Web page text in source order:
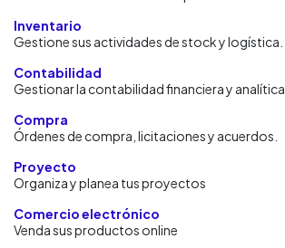
Inventario
Gestione sus actividades de stock y logística.
Contabilidad
Gestionar la contabilidad financiera y analítica.
Compra
Órdenes de compra, licitaciones y acuerdos.
Proyecto
Organiza y planea tus proyectos
Comercio electrónico
Venda sus productos online